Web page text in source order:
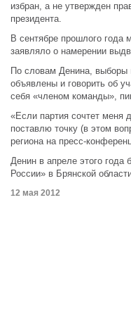
избран, а не утвержден
президента.
В сентябре прошлого года
заявляло о намерении
По словам Денина, выборы
объявлены и говорить об
себя «членом команды»,
«Если партия сочтет меня
поставлю точку (в этом
региона на пресс-
Денин в апреле этого года
России» в Брянской
12 мая 2012